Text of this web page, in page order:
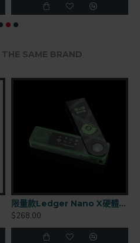
THE SAME BRAND
限量款Ledger Nano X硬體冷錢包
$268.00